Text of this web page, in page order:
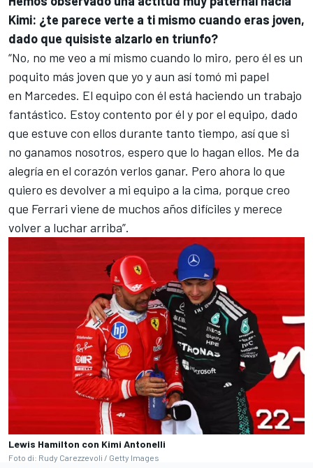
Kimi: ¿te parece verte a ti mismo cuando eras joven,
dado que quisiste alzarlo en triunfo?
“No, no me veo a mí mismo cuando lo miro, pero él es un
poquito más joven que yo y aun así tomó mi papel
en Marcedes. El equipo con él está haciendo un trabajo
fantástico. Estoy contento por él y por el equipo, dado
que estuve con ellos durante tanto tiempo, así que si
no ganamos nosotros, espero que lo hagan ellos. Me da
alegría en el corazón verlos ganar. Pero ahora lo que
quiero es devolver a mi equipo a la cima, porque creo
que Ferrari viene de muchos años difíciles y merece
volver a luchar arriba”.
Lewis Hamilton con Kimi Antonelli
Foto di: Rudy Carezzevoli / Getty Images